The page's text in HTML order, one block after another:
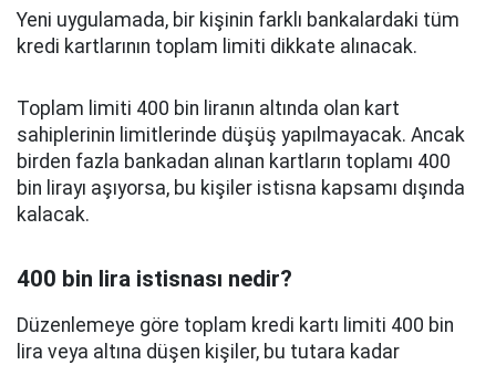
Yeni uygulamada, bir kişinin farklı bankalardaki tüm
kredi kartlarının toplam limiti dikkate alınacak.
Toplam limiti 400 bin liranın altında olan kart
sahiplerinin limitlerinde düşüş yapılmayacak. Ancak
birden fazla bankadan alınan kartların toplamı 400
bin lirayı aşıyorsa, bu kişiler istisna kapsamı dışında
kalacak.
400 bin lira istisnası nedir?
Düzenlemeye göre toplam kredi kartı limiti 400 bin
lira veya altına düşen kişiler, bu tutara kadar